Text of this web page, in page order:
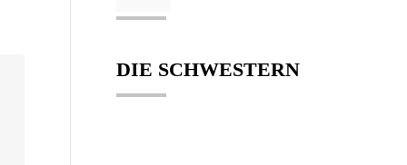
DIE SCHWESTERN